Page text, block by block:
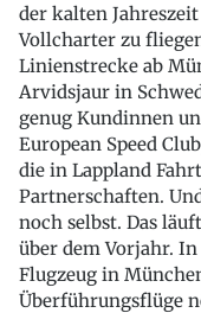
der kalten
Vollcharter zu
Linienstrecke ab
Arvidsjaur in
genug Kundinnen
European Speed
die in Lappland
Partnerschaften.
noch selbst. Das
über dem Vorjahr.
Flugzeug in
Überführungsflüge